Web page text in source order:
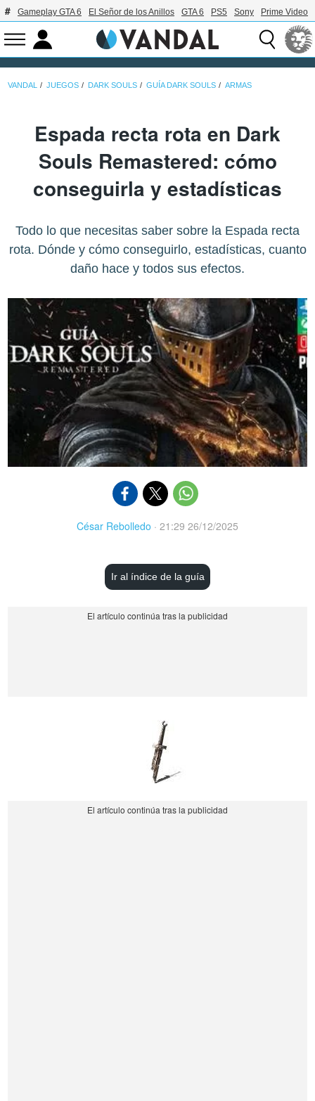
Gameplay GTA 6 El Señor de los Anillos GTA 6 PS5 Sony Prime Video
VANDAL JUEGOS DARK SOULS GUÍA DARK SOULS ARMAS
Espada recta rota en Dark
Souls Remastered: cómo
conseguirla y estadísticas
Todo lo que necesitas saber sobre la Espada recta
rota. Dónde y cómo conseguirlo, estadísticas, cuanto
daño hace y todos sus efectos.
César Rebolledo · 21:29 26/12/2025
Ir al índice de la guía